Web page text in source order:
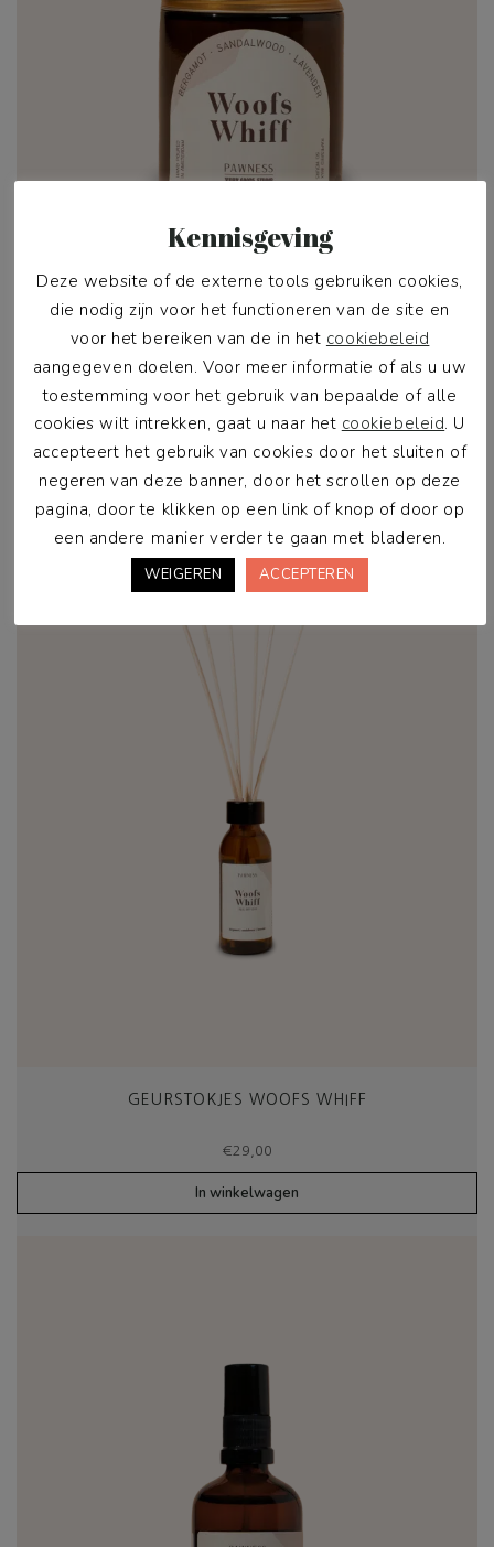
GEURKAARS WOOFS WHIFF
27,00
In winkelwagen
GEURSTOKJES WOOFS WHIFF
€29,00
In winkelwagen
Kennisgeving
Deze website of de externe tools gebruiken cookies,
die nodig zijn voor het functioneren van de site en
voor het bereiken van de in het cookiebeleid
aangegeven doelen. Voor meer informatie of als u uw
toestemming voor het gebruik van bepaalde of alle
cookies wilt intrekken, gaat u naar het cookiebeleid. U
accepteert het gebruik van cookies door het sluiten of
negeren van deze banner, door het scrollen op deze
pagina, door te klikken op een link of knop of door op
een andere manier verder te gaan met bladeren.
WEIGEREN ACCEPTEREN